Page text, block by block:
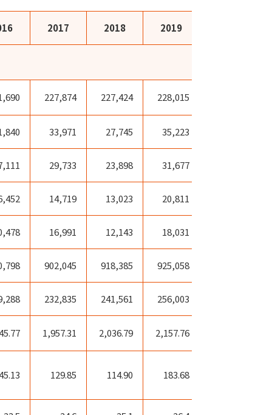
2017 2018 2019
227,874 227,424 228,015
33,971 27,745 35,223
29,733 23,898 31,677
14,719 13,023 20,811
16,991 12,143 18,031
902,045 918,385 925,058
232,835 241,561 256,003
1,957.31 2,036.79 2,157.76
129.85 114.90 183.68